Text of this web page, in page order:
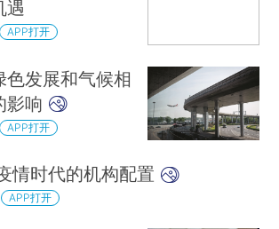
遇
APP打开
色发展和气候相
影响
APP打开
情时代的机构配置
APP打开